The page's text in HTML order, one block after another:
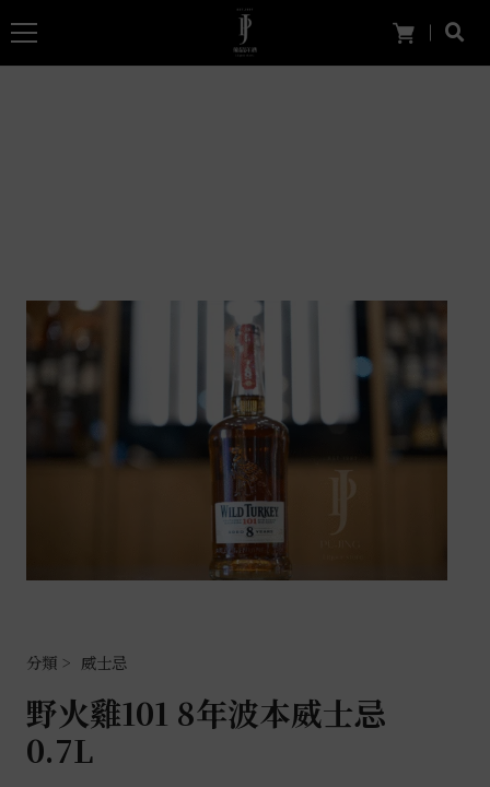
威士忌
野火雞101 8年波本威士忌
0.7L